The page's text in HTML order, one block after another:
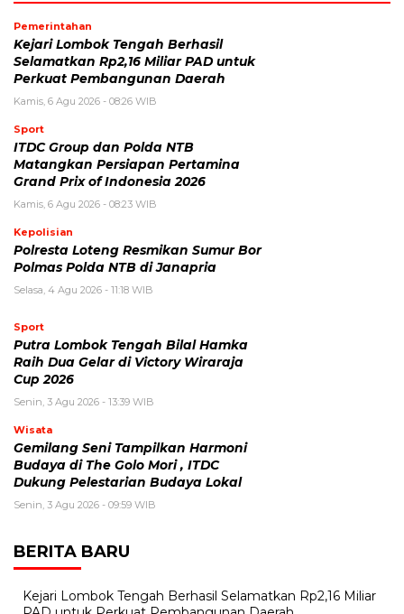
Pemerintahan
Kejari Lombok Tengah Berhasil
Selamatkan Rp2,16 Miliar PAD untuk
Perkuat Pembangunan Daerah
Kamis, 6 Agu 2026 - 08:26 WIB
Sport
ITDC Group dan Polda NTB
Matangkan Persiapan Pertamina
Grand Prix of Indonesia 2026
Kamis, 6 Agu 2026 - 08:23 WIB
Kepolisian
Polresta Loteng Resmikan Sumur Bor
Polmas Polda NTB di Janapria
Selasa, 4 Agu 2026 - 11:18 WIB
Sport
Putra Lombok Tengah Bilal Hamka
Raih Dua Gelar di Victory Wiraraja
Cup 2026
Senin, 3 Agu 2026 - 13:39 WIB
Wisata
Gemilang Seni Tampilkan Harmoni
Budaya di The Golo Mori , ITDC
Dukung Pelestarian Budaya Lokal
Senin, 3 Agu 2026 - 09:59 WIB
BERITA BARU
Kejari Lombok Tengah Berhasil Selamatkan Rp2,16 Miliar